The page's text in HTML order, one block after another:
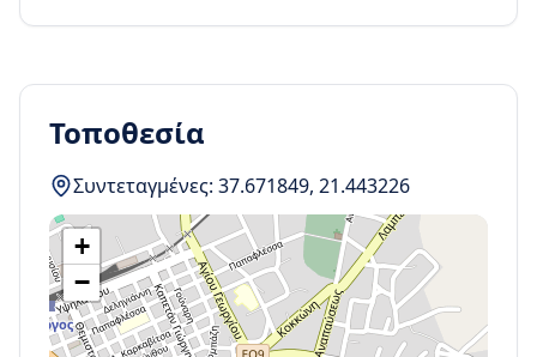
Τοποθεσία
Συντεταγμένες: 37.671849, 21.443226
+
−